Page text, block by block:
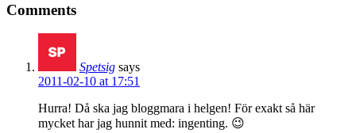
Comments
Spetsig says
2011-02-10 at 17:51
Hurra! Då ska jag bloggmara i helgen! För exakt så här
mycket har jag hunnit med: ingenting. 😉